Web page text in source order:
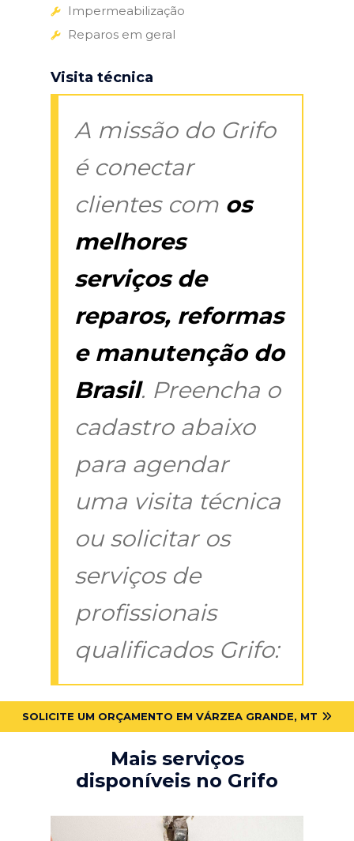
Impermeabilização
Reparos em geral
Visita técnica
A missão do Grifo
é conectar
clientes com os
melhores
serviços de
reparos, reformas
e manutenção do
Brasil. Preencha o
cadastro abaixo
para agendar
uma visita técnica
ou solicitar os
serviços de
profissionais
qualificados Grifo:
SOLICITE UM ORÇAMENTO EM VÁRZEA GRANDE, MT
Mais serviços
disponíveis no Grifo